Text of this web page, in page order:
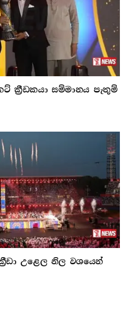
ක්‍රීඩකයා සම්මානය පැතුම්
උළෙල නිල වශයෙන්